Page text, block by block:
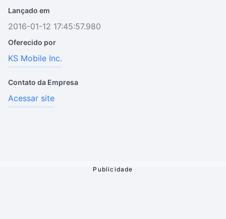
Lançado em
2016-01-12 17:45:57.980
Oferecido por
KS Mobile Inc.
Contato da Empresa
Acessar site